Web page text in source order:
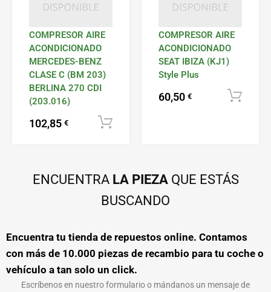
COMPRESOR AIRE
ACONDICIONADO
MERCEDES-BENZ
CLASE C (BM 203)
BERLINA 270 CDI
(203.016)
102,85 €
COMPRESOR AIRE
ACONDICIONADO
SEAT IBIZA (KJ1)
Style Plus
60,50 €
ENCUENTRA LA PIEZAQUE ESTÁS
BUSCANDO
Encuentra tu tienda de repuestos online. Contamos
con más de 10.000 piezas de recambio para tu coche o
vehículo a tan solo un click.
Escríbenos en nuestro formulario o mándanos un mensaje de